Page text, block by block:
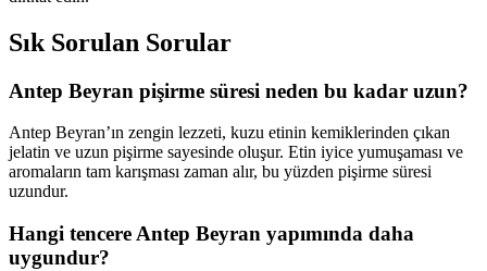
Sık Sorulan Sorular
Antep Beyran pişirme süresi neden bu kadar uzun?
Antep Beyran’ın zengin lezzeti, kuzu etinin kemiklerinden çıkan
jelatin ve uzun pişirme sayesinde oluşur. Etin iyice yumuşaması ve
aromaların tam karışması zaman alır, bu yüzden pişirme süresi
uzundur.
Hangi tencere Antep Beyran yapımında daha
uygundur?